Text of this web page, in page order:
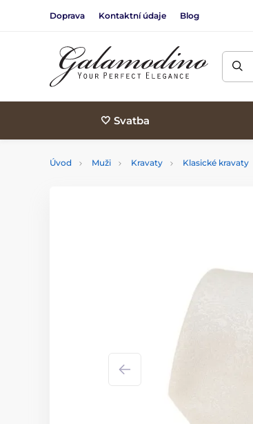
Doprava Kontaktní údaje Blog
🤍 Svatba
Úvod Muži Kravaty Klasické kravaty